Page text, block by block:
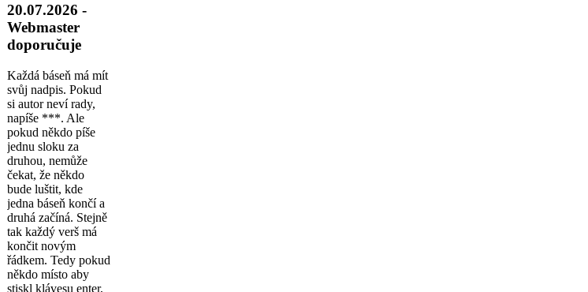
20.07.2026 -
Webmaster
doporučuje
Každá báseň má mít
svůj nadpis. Pokud
si autor neví rady,
napíše ***. Ale
pokud někdo píše
jednu sloku za
druhou, nemůže
čekat, že někdo
bude luštit, kde
jedna báseň končí a
druhá začíná. Stejně
tak každý verš má
končit novým
řádkem. Tedy pokud
někdo místo aby
stiskl klávesu enter,